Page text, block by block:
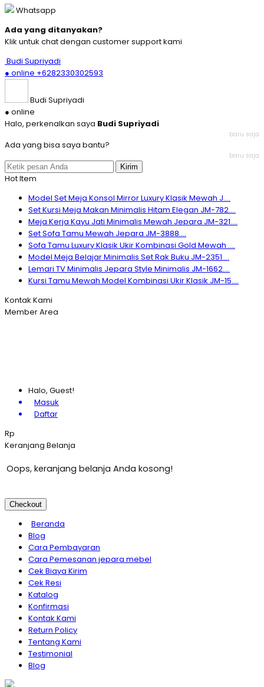
Whatsapp
Ada yang ditanyakan?
Klik untuk chat dengan customer support kami
Budi Supriyadi
● online +6282330302593
Budi Supriyadi
● online
Halo, perkenalkan saya Budi Supriyadi
baru saja
Ada yang bisa saya bantu?
baru saja
Kirim
Hot Item
Model Set Meja Konsol Mirror Luxury Klasik Mewah J....
Set Kursi Meja Makan Minimalis Hitam Elegan JM-782....
Meja Kerja Kayu Jati Minimalis Mewah Jepara JM-321....
Set Sofa Tamu Mewah Jepara JM-3888....
Sofa Tamu Luxury Klasik Ukir Kombinasi Gold Mewah ....
Model Meja Belajar Minimalis Set Rak Buku JM-2351....
Lemari TV Minimalis Jepara Style Minimalis JM-1662....
Kursi Tamu Mewah Model Kombinasi Ukir Klasik JM-15....
Kontak Kami
Member Area
Halo, Guest!
Masuk
Daftar
Rp
Keranjang Belanja
Oops, keranjang belanja Anda kosong!
Checkout
Beranda
Blog
Cara Pembayaran
Cara Pemesanan jepara mebel
Cek Biaya Kirim
Cek Resi
Katalog
Konfirmasi
Kontak Kami
Return Policy
Tentang Kami
Testimonial
Blog